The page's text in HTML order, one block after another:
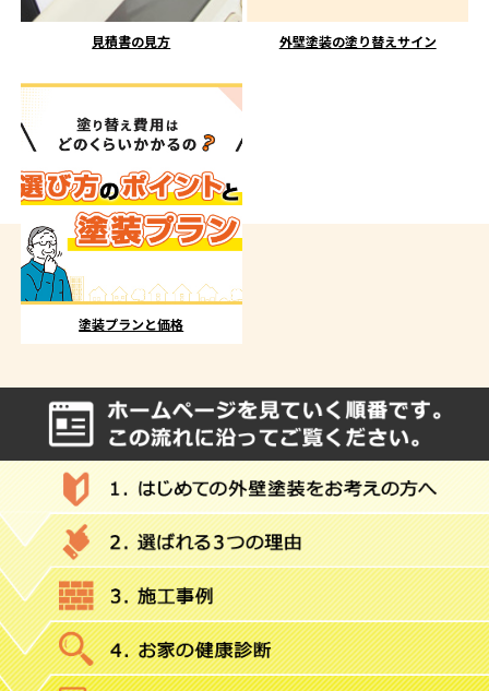
見積書の見方 外壁塗装の塗り替えサイン
塗装プランと価格